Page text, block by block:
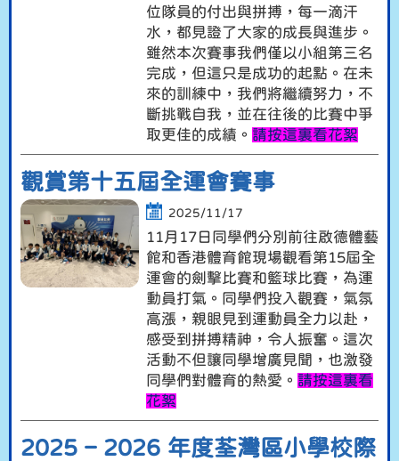
位隊員的付出與拼搏，每一滴汗
水，都見證了大家的成長與進步。
雖然本次賽事我們僅以小組第三名
完成，但這只是成功的起點。在未
來的訓練中，我們將繼續努力，不
斷挑戰自我，並在往後的比賽中爭
取更佳的成績。 請按這裏看花絮
觀賞第十五屆全運會賽事
2025/11/17
11月17日同學們分別前往啟德體藝
館和香港體育館現場觀看第15屆全
運會的劍擊比賽和籃球比賽，為運
動員打氣。同學們投入觀賽，氣氛
高漲，親眼見到運動員全力以赴，
感受到拼搏精神，令人振奮。這次
活動不但讓同學增廣見聞，也激發
同學們對體育的熱愛。 請按這裏看
花絮
2025 – 2026 年度荃灣區小學校際